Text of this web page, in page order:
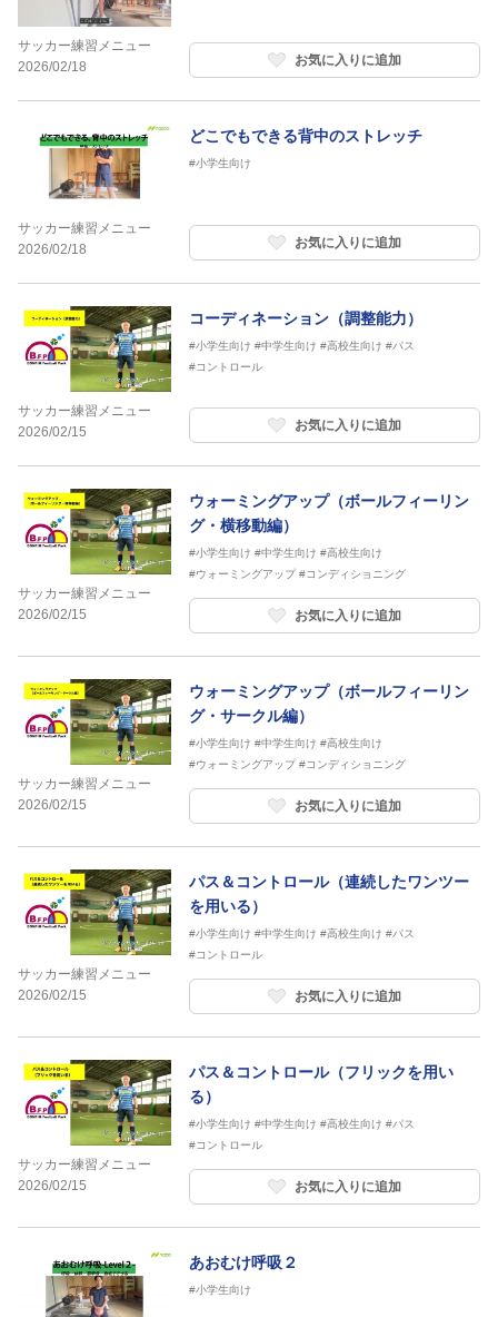
サッカー練習メニュー
2026/02/18
お気に入りに追加
サッカー練習メニュー
2026/02/18
どこでもできる背中のストレッチ
#小学生向け
お気に入りに追加
サッカー練習メニュー
2026/02/15
コーディネーション（調整能力）
#小学生向け #中学生向け #高校生向け #パス
#コントロール
お気に入りに追加
サッカー練習メニュー
2026/02/15
ウォーミングアップ（ボールフィーリン
グ・横移動編）
#小学生向け #中学生向け #高校生向け
#ウォーミングアップ #コンディショニング
お気に入りに追加
サッカー練習メニュー
2026/02/15
ウォーミングアップ（ボールフィーリン
グ・サークル編）
#小学生向け #中学生向け #高校生向け
#ウォーミングアップ #コンディショニング
お気に入りに追加
サッカー練習メニュー
2026/02/15
パス＆コントロール（連続したワンツー
を用いる）
#小学生向け #中学生向け #高校生向け #パス
#コントロール
お気に入りに追加
サッカー練習メニュー
2026/02/15
パス＆コントロール（フリックを用い
る）
#小学生向け #中学生向け #高校生向け #パス
#コントロール
お気に入りに追加
あおむけ呼吸２
#小学生向け